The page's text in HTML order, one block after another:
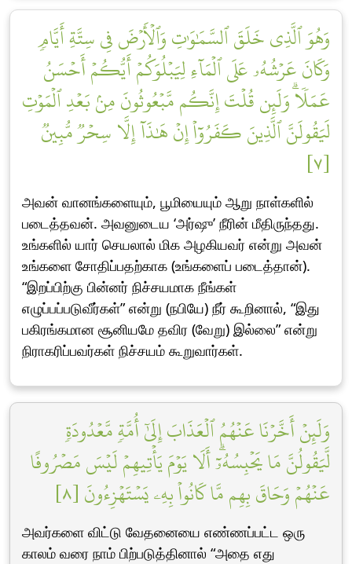
وَهُوَ ٱلَّذِي خَلَقَ ٱلسَّمَٰوَٰتِ وَٱلۡأَرۡضَ فِي سِتَّةِ أَيَّامٖ
وَكَانَ عَرۡشُهُۥ عَلَى ٱلۡمَآءِ لِيَبۡلُوَكُمۡ أَيُّكُمۡ أَحۡسَنُ
عَمَلٗاۗ وَلَئِن قُلۡتَ إِنَّكُم مَّبۡعُوثُونَ مِنۢ بَعۡدِ ٱلۡمَوۡتِ
لَيَقُولَنَّ ٱلَّذِينَ كَفَرُوٓاْ إِنۡ هَٰذَآ إِلَّا سِحۡرٞ مُّبِينٞ
[٧]
அவன் வானங்களையும், பூமியையும் ஆறு நாள்களில்
படைத்தவன். அவனுடைய ‘அர்ஷு’ நீரின் மீதிருந்தது.
உங்களில் யார் செயலால் மிக அழகியவர் என்று அவன்
உங்களை சோதிப்பதற்காக (உங்களைப் படைத்தான்).
“இறப்பிற்கு பின்னர் நிச்சயமாக நீங்கள்
எழுப்பப்படுவீர்கள்” என்று (நபியே) நீர் கூறினால், “இது
பகிரங்கமான சூனியமே தவிர (வேறு) இல்லை” என்று
நிராகரிப்பவர்கள் நிச்சயம் கூறுவார்கள்.
وَلَئِنۡ أَخَّرۡنَا عَنۡهُمُ ٱلۡعَذَابَ إِلَىٰٓ أُمَّةٖ مَّعۡدُودَةٖ
لَّيَقُولُنَّ مَا يَحۡبِسُهُۥٓۗ أَلَا يَوۡمَ يَأۡتِيهِمۡ لَيۡسَ مَصۡرُوفًا
عَنۡهُمۡ وَحَاقَ بِهِم مَّا كَانُواْ بِهِۦ يَسۡتَهۡزِءُونَ [٨]
அவர்களை விட்டு வேதனையை எண்ணப்பட்ட ஒரு
காலம் வரை நாம் பிற்படுத்தினால் “அதை எது